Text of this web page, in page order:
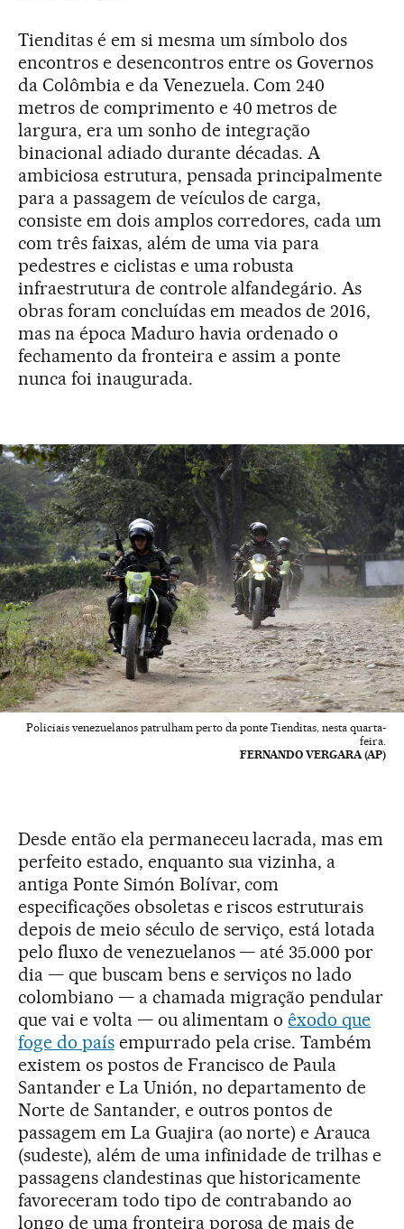
Tienditas é em si mesma um símbolo dos
encontros e desencontros entre os Governos
da Colômbia e da Venezuela. Com 240
metros de comprimento e 40 metros de
largura, era um sonho de integração
binacional adiado durante décadas. A
ambiciosa estrutura, pensada principalmente
para a passagem de veículos de carga,
consiste em dois amplos corredores, cada um
com três faixas, além de uma via para
pedestres e ciclistas e uma robusta
infraestrutura de controle alfandegário. As
obras foram concluídas em meados de 2016,
mas na época Maduro havia ordenado o
fechamento da fronteira e assim a ponte
nunca foi inaugurada.
Policiais venezuelanos patrulham perto da ponte Tienditas, nesta quarta-
feira.
FERNANDO VERGARA (AP)
Desde então ela permaneceu lacrada, mas em
perfeito estado, enquanto sua vizinha, a
antiga Ponte Simón Bolívar, com
especificações obsoletas e riscos estruturais
depois de meio século de serviço, está lotada
pelo fluxo de venezuelanos — até 35.000 por
dia — que buscam bens e serviços no lado
colombiano — a chamada migração pendular
que vai e volta — ou alimentam oêxodo que
foge do paísempurrado pela crise. Também
existem os postos de Francisco de Paula
Santander e La Unión, no departamento de
Norte de Santander, e outros pontos de
passagem em La Guajira (ao norte) e Arauca
(sudeste), além de uma infinidade de trilhas e
passagens clandestinas que historicamente
favoreceram todo tipo de contrabando ao
longo de uma fronteira porosa de mais de